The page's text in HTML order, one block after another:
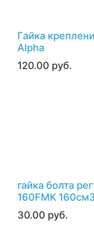
Гайка
Alpha
120.00 руб.
гайка болта
160FMK
30.00 руб.